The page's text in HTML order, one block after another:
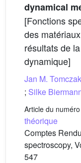
dynamical
[Fonctions
des
résultats de
dynamique]
Jan M. Tomczak
; Silke
Article du
théorique
Comptes
spectroscopy,
547